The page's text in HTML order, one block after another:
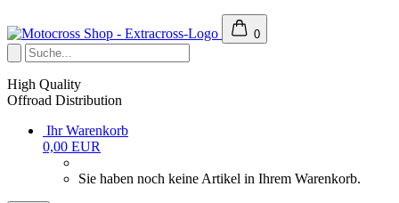
0
High Quality
Offroad Distribution
Ihr Warenkorb
0,00 EUR
Sie haben noch keine Artikel in Ihrem Warenkorb.